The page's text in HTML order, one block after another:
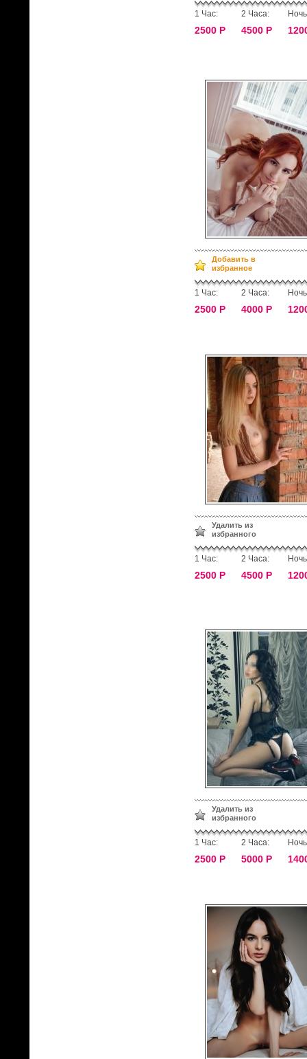
1 Час:
2500 Р
2 Часа:
4500 Р
Добавить в
избранное
1 Час:
2500 Р
2 Часа:
4000 Р
Удалить из
избранного
1 Час:
2500 Р
2 Часа:
4500 Р
Удалить из
избранного
1 Час:
2500 Р
2 Часа:
5000 Р